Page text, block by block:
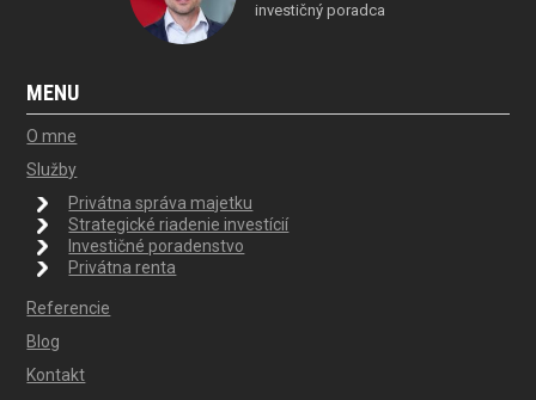
investičný poradca
MENU
O mne
Služby
Privátna správa majetku
Strategické riadenie investícií
Investičné poradenstvo
Privátna renta
Referencie
Blog
Kontakt